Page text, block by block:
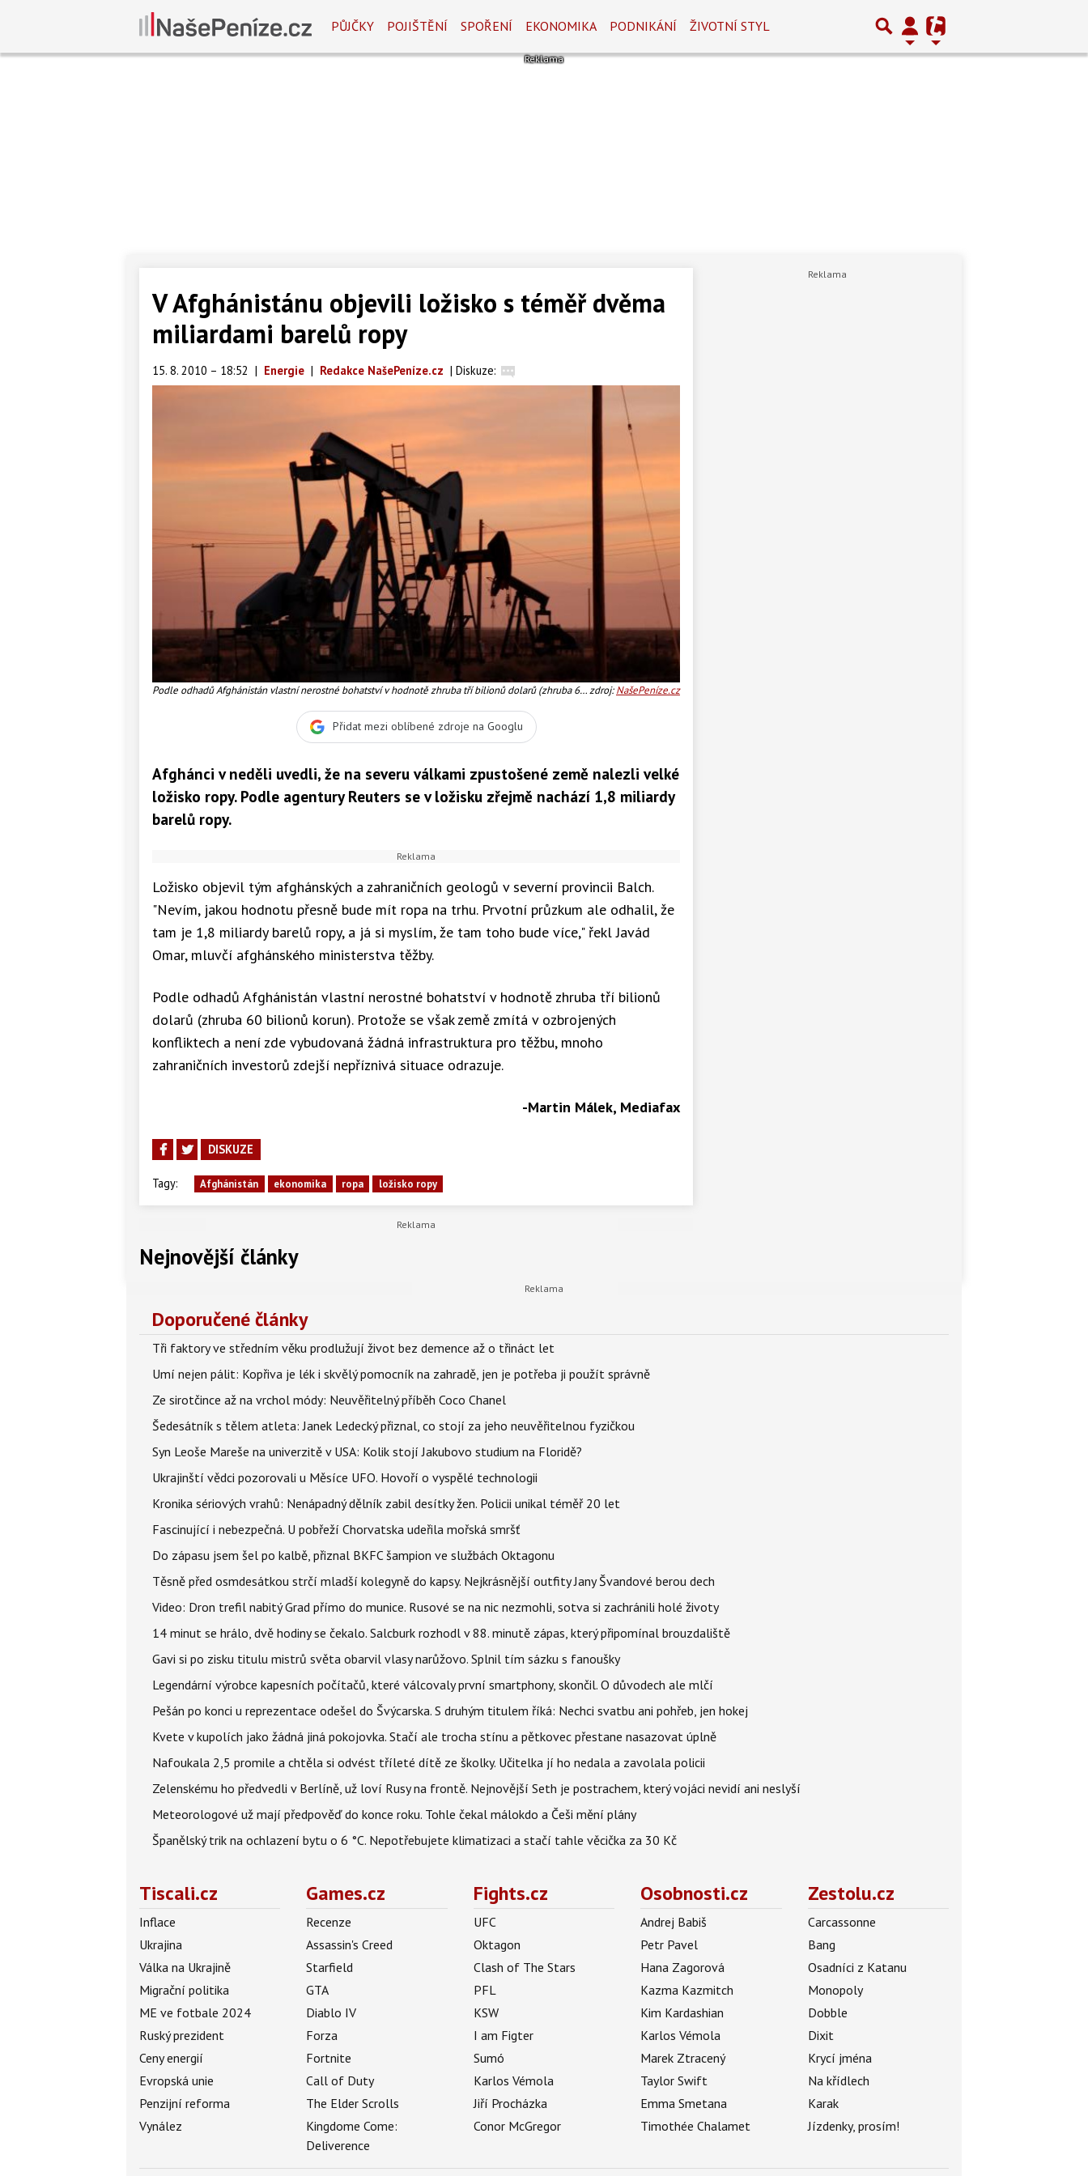
PŮJČKY POJIŠTĚNÍ SPOŘENÍ EKONOMIKA PODNIKÁNÍ ŽIVOTNÍ STYL
V Afghánistánu objevili ložisko s téměř dvěma
miliardami barelů ropy
15. 8. 2010 – 18:52 | Energie | Redakce NašePeníze.cz | Diskuze:
Podle odhadů Afghánistán vlastní nerostné bohatství v hodnotě zhruba tří bilionů dolarů (zhruba 60 zdroj:NašePeníze.cz
Přidat mezi oblíbené zdroje na Googlu
Afghánci v neděli uvedli, že na severu válkami zpustošené země nalezli velké
ložisko ropy. Podle agentury Reuters se v ložisku zřejmě nachází 1,8 miliardy
barelů ropy.
Ložisko objevil tým afghánských a zahraničních geologů v severní provincii Balch.
"Nevím, jakou hodnotu přesně bude mít ropa na trhu. Prvotní průzkum ale odhalil, že
tam je 1,8 miliardy barelů ropy, a já si myslím, že tam toho bude více," řekl Javád
Omar, mluvčí afghánského ministerstva těžby.
Podle odhadů Afghánistán vlastní nerostné bohatství v hodnotě zhruba tří bilionů
dolarů (zhruba 60 bilionů korun). Protože se však země zmítá v ozbrojených
konfliktech a není zde vybudovaná žádná infrastruktura pro těžbu, mnoho
zahraničních investorů zdejší nepříznivá situace odrazuje.
-Martin Málek, Mediafax
DISKUZE
Tagy: Afghánistán ekonomika ropa ložisko ropy
Nejnovější články
Doporučené články
Tři faktory ve středním věku prodlužují život bez demence až o třináct let
Umí nejen pálit: Kopřiva je lék i skvělý pomocník na zahradě, jen je potřeba ji použít správně
Ze sirotčince až na vrchol módy: Neuvěřitelný příběh Coco Chanel
Šedesátník s tělem atleta: Janek Ledecký přiznal, co stojí za jeho neuvěřitelnou fyzičkou
Syn Leoše Mareše na univerzitě v USA: Kolik stojí Jakubovo studium na Floridě?
Ukrajinští vědci pozorovali u Měsíce UFO. Hovoří o vyspělé technologii
Kronika sériových vrahů: Nenápadný dělník zabil desítky žen. Policii unikal téměř 20 let
Fascinující i nebezpečná. U pobřeží Chorvatska udeřila mořská smršť
Do zápasu jsem šel po kalbě, přiznal BKFC šampion ve službách Oktagonu
Těsně před osmdesátkou strčí mladší kolegyně do kapsy. Nejkrásnější outfity Jany Švandové berou dech
Video: Dron trefil nabitý Grad přímo do munice. Rusové se na nic nezmohli, sotva si zachránili holé životy
14 minut se hrálo, dvě hodiny se čekalo. Salcburk rozhodl v 88. minutě zápas, který připomínal brouzdaliště
Gavi si po zisku titulu mistrů světa obarvil vlasy narůžovo. Splnil tím sázku s fanoušky
Legendární výrobce kapesních počítačů, které válcovaly první smartphony, skončil. O důvodech ale mlčí
Pešán po konci u reprezentace odešel do Švýcarska. S druhým titulem říká: Nechci svatbu ani pohřeb, jen hokej
Kvete v kupolích jako žádná jiná pokojovka. Stačí ale trocha stínu a pětkovec přestane nasazovat úplně
Nafoukala 2,5 promile a chtěla si odvést tříleté dítě ze školky. Učitelka jí ho nedala a zavolala policii
Zelenskému ho předvedli v Berlíně, už loví Rusy na frontě. Nejnovější Seth je postrachem, který vojáci nevidí ani neslyší
Meteorologové už mají předpověď do konce roku. Tohle čekal málokdo a Češi mění plány
Španělský trik na ochlazení bytu o 6 °C. Nepotřebujete klimatizaci a stačí tahle věcička za 30 Kč
Tiscali.cz
Inflace
Ukrajina
Válka na Ukrajině
Migrační politika
ME ve fotbale 2024
Ruský prezident
Ceny energií
Evropská unie
Penzijní reforma
Vynález
Games.cz
Recenze
Assassin's Creed
Starfield
GTA
Diablo IV
Forza
Fortnite
Call of Duty
The Elder Scrolls
Kingdome Come:
Deliverence
Fights.cz
UFC
Oktagon
Clash of The Stars
PFL
KSW
I am Figter
Sumó
Karlos Vémola
Jiří Procházka
Conor McGregor
Osobnosti.cz
Andrej Babiš
Petr Pavel
Hana Zagorová
Kazma Kazmitch
Kim Kardashian
Karlos Vémola
Marek Ztracený
Taylor Swift
Emma Smetana
Timothée Chalamet
Zestolu.cz
Carcassonne
Bang
Osadníci z Katanu
Monopoly
Dobble
Dixit
Krycí jména
Na křídlech
Karak
Jízdenky, prosím!